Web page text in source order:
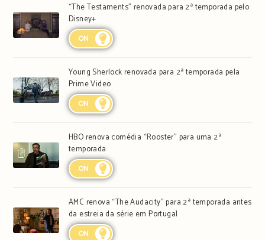
“The Testaments” renovada para 2ª temporada pelo
Disney+
ON
Young Sherlock renovada para 2ª temporada pela
Prime Video
ON
HBO renova comédia “Rooster” para uma 2ª
temporada
ON
AMC renova “The Audacity” para 2ª temporada antes
da estreia da série em Portugal
ON